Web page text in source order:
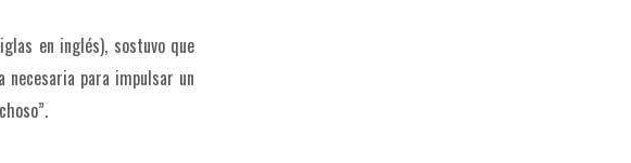
en inglés), sostuvo que
necesaria para impulsar un